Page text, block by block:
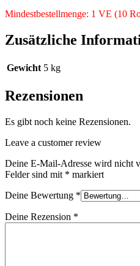
Mindestbestellmenge: 1 VE (10
Zusätzliche
Gewicht 5 kg
Rezensionen
Es gibt noch keine Rezensionen.
Leave a customer review
Deine E-Mail-Adresse wird nicht
Felder sind mit * markiert
Deine Bewertung *
Deine Rezension *